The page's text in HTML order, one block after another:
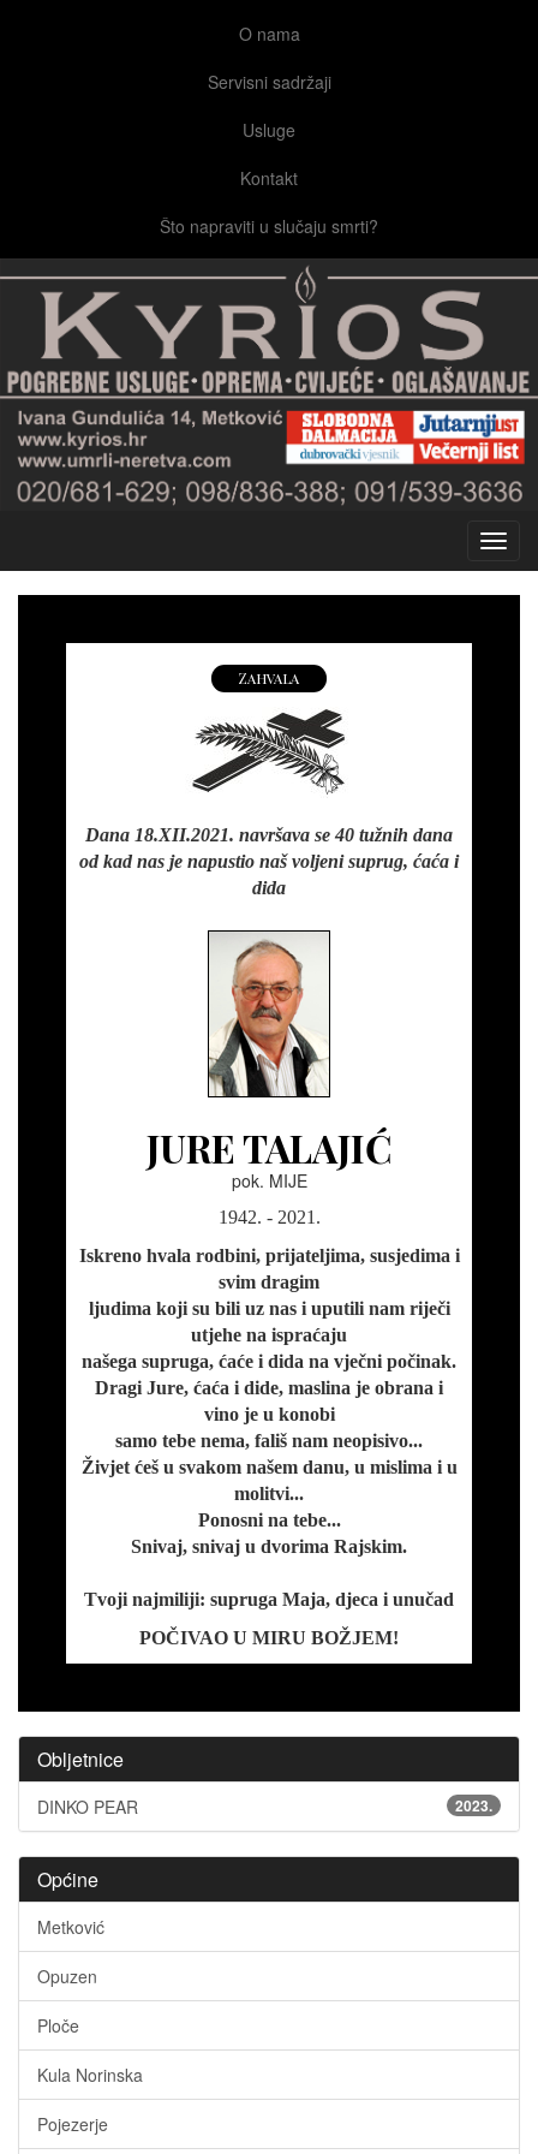
O nama
Servisni sadržaji
Usluge
Kontakt
Što napraviti u slučaju smrti?
Zahvala
Dana 18.XII.2021. navršava se 40 tužnih dana
od kad nas je napustio naš voljeni suprug, ćaća i
dida
JURE TALAJIĆ
pok. MIJE
1942. - 2021.
Iskreno hvala rodbini, prijateljima, susjedima i
svim dragim
ljudima koji su bili uz nas i uputili nam riječi
utjehe na ispraćaju
našega supruga, ćaće i dida na vječni počinak.
Dragi Jure, ćaća i dide, maslina je obrana i
vino je u konobi
samo tebe nema, fališ nam neopisivo...
Živjet ćeš u svakom našem danu, u mislima i u
molitvi...
Ponosni na tebe...
Snivaj, snivaj u dvorima Rajskim.
Tvoji najmiliji: supruga Maja, djeca i unučad
POČIVAO U MIRU BOŽJEM!
Obljetnice
DINKO PEAR 2023.
Općine
Metković
Opuzen
Ploče
Kula Norinska
Pojezerje